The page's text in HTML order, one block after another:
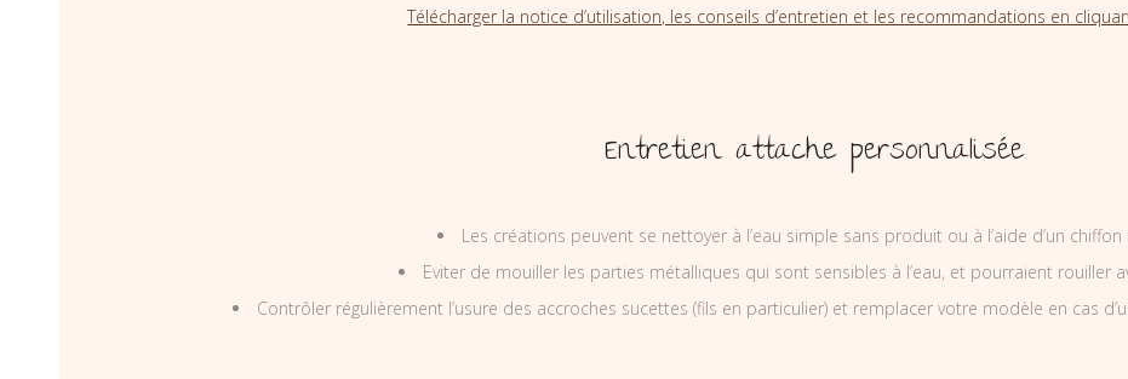
Télécharger la notice d’utilisation, les conseils d’entretien et les recommandations en
Entretien attache personnalisée
Les créations peuvent se nettoyer à l’eau simple sans produit ou à l’aide d’un chiffon
Eviter de mouiller les parties métalliques qui sont sensibles à l’eau, et pourraient rouiller
Contrôler régulièrement l’usure des accroches sucettes (fils en particulier) et remplacer votre modèle en cas